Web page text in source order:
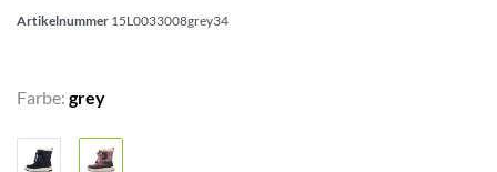
Artikelnummer 15L0033008grey34
Farbe: grey